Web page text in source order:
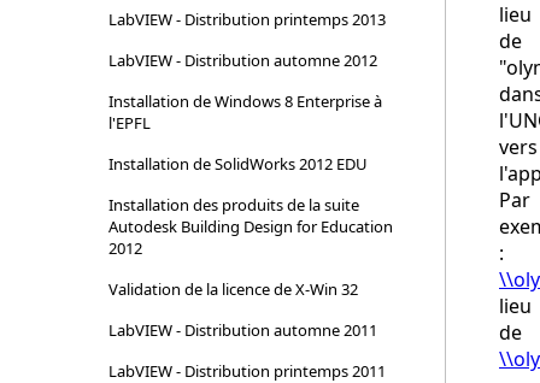
LabVIEW - Distribution printemps 2013
LabVIEW - Distribution automne 2012
Installation de Windows 8 Enterprise à
l'EPFL
Installation de SolidWorks 2012 EDU
Installation des produits de la suite
Autodesk Building Design for Education
2012
Validation de la licence de X-Win 32
LabVIEW - Distribution automne 2011
LabVIEW - Distribution printemps 2011
lieu
de
vers
Par
:
lieu
de